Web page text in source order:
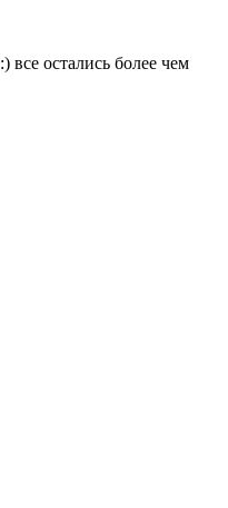
остались более чем